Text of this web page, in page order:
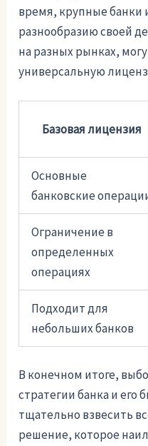
время, крупные банки
разнообразию своей
на разных рынках,
универсальную
Базовая лицензия
Основные
банковские
Ограничение в
определенных
операциях
Подходит для
небольших банков
В конечном итоге,
стратегии банка и его
тщательно взвесить
решение, которое